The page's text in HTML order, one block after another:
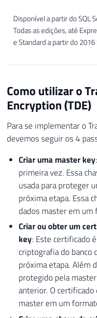
Disponível a partir do SQL
Todas as edições, até
e Standard a partir do 2016
Como utilizar o
Encryption (TDE)
Para se implementar o
devemos seguir os 4
Criar uma master key
primeira vez. Essa
usada para proteger
próxima etapa. Essa
dados master em
Criar ou obter um
key: Este certificado
criptografia do banco
próxima etapa. Além
protegido pela
anterior. O certificado
master em um